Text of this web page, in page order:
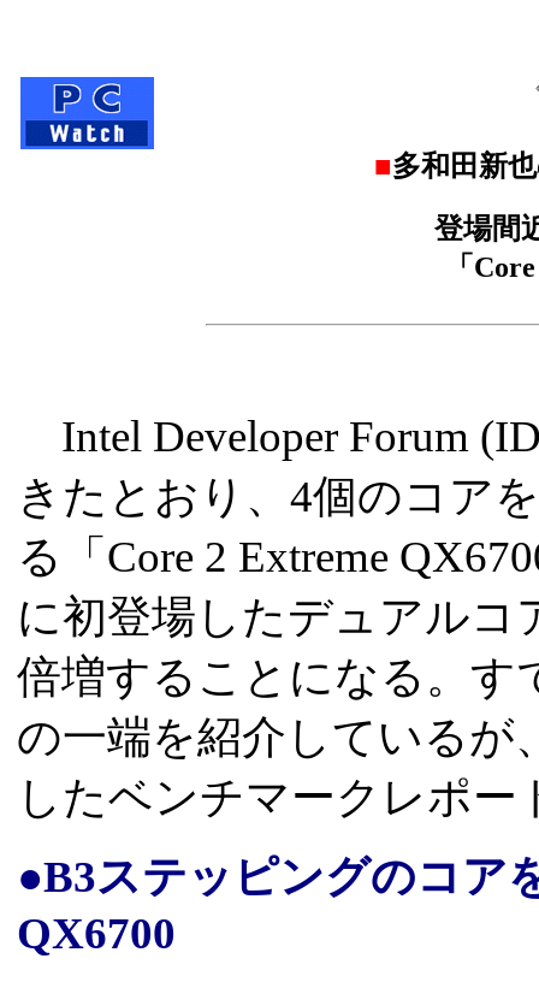
■多和田新
登場間
「
Intel Developer Forum
きたとおり、4個のコア
る「Core 2 Extreme
に初登場したデュアルコ
倍増することになる。す
の一端を紹介しているが
したベンチマークレポ
●B3ステッピングのコア
QX6700